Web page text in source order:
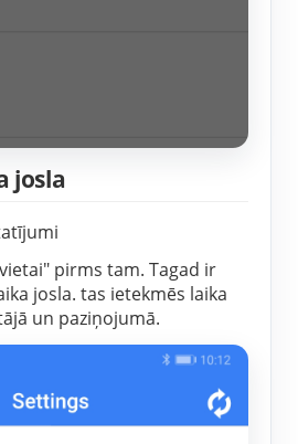
josla
pirms tam. Tagad ir
josla. tas ietekmēs laika
un paziņojumā.